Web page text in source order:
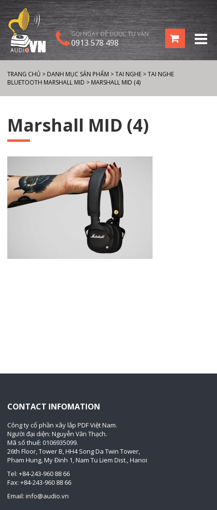
GỌI NGAY ĐỂ ĐƯỢC TƯ VẤN
0913 578 498
TRANG CHỦ > DANH MỤC SẢN PHẨM >TAI NGHE >TAI NGHE
BLUETOOTH MARSHALL MID > MARSHALL MID (4)
Marshall MID (4)
CONTACT INFOMATION
Công ty cổ phần xây lắp PDF Việt Nam.
Người đại diện: Nguyễn Văn Thạch.
Mã số thuế: 0106935099.
26th Floor, Tower B, HH4 Song Da Twin Tower,
Pham Hung, My Đinh 1, Nam Tu Liem Dist., Hanoi
Tel: +84-243-960 88 66
Fax: +84-243-960 88 66
Email: info@audio.vn